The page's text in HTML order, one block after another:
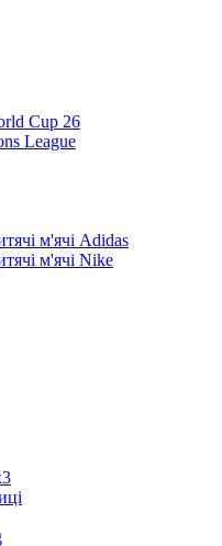
Cup 26
League
м'ячі Adidas
м'ячі Nike